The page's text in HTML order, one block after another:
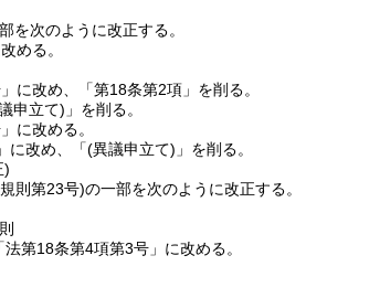
を次のように改正する。
める。
に改め、「第18条第2項」を削る。
申立て) 」を削る。
に改める。
に改め、「(異議申立て) 」を削る。
)
則第23号)の一部を次のように改正する。
第18条第4項第3号」に改める。